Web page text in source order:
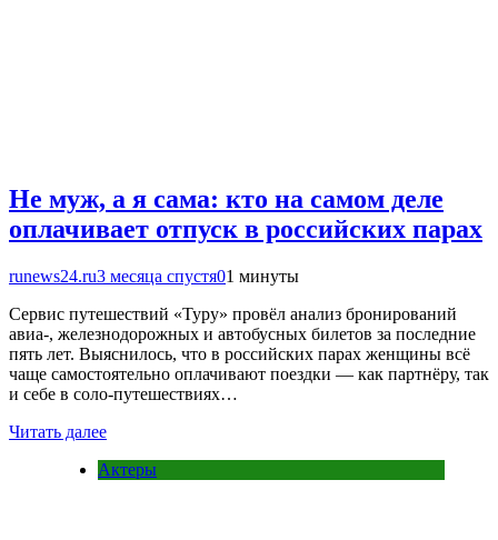
Не муж, а я сама: кто на самом деле
оплачивает отпуск в российских парах
runews24.ru3 месяца спустя01 минуты
Сервис путешествий «Туру» провёл анализ бронирований
авиа-, железнодорожных и автобусных билетов за последние
пять лет. Выяснилось, что в российских парах женщины всё
чаще самостоятельно оплачивают поездки — как партнёру, так
и себе в соло-путешествиях…
Читать далее
Актеры